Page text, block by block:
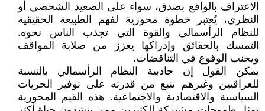
الاعتراف بالواقع بصدق، سواء على الصعيد الشخصي أو
النظري، يُعتبر خطوة محورية لفهم الطبيعة الحقيقية
للنظام الرأسمالي والقوة التي تجذب الناس نحوه.
التمسك بالحقائق وإدراكها يعزز من صلابة المواقف
ويجنب الوقوع في التناقضات.
يمكن القول إن جاذبية النظام الرأسمالي بالنسبة
للعراقيين وغيرهم تنبع من قدرته على توفير الحريات
السياسية والاقتصادية والاجتماعية. هذه القيم المحورية